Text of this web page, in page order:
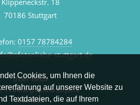
Cookies, um Ihnen die
auf unserer Website zu
Textdateien, die auf Ihrem
70186 Stuttgart
0157 78784284
stuttgart.de
Über mich
Trainingsphilosophie
Kontakt